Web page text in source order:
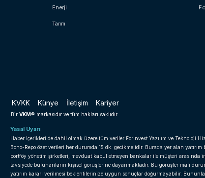
Enerji
Tarım
KVKK Künye İletişim Kariyer
Bir VKM® markasıdır ve tüm hakları saklıdır.
Yasal Uyarı
Haber içerikleri de dahil olmak üzere tüm veriler ForInvest Yazılım ve Teknoloji
Bono-Repo özet verileri her durumda 15 dk. gecikmelidir. Burada yer alan yatırım
portföy yönetim şirketleri, mevduat kabul etmeyen bankalar ile müşteri arasında
tavsiyede bulunanların kişisel görüşlerine dayanmaktadır. Bu görüşler mali
yatırım kararı verilmesi beklentilerinize uygun sonuçlar doğurmayabilir.